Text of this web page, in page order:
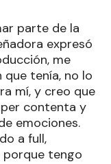
parte de la
expresó
me
tenía, no lo
mí, y creo que
contenta y
emociones.
a full,
tengo